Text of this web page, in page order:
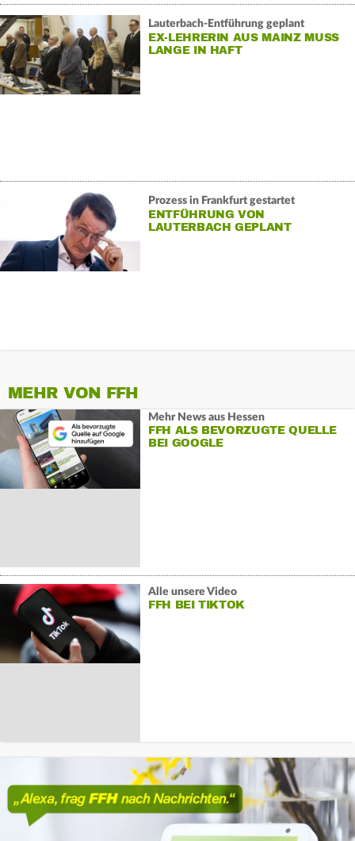
Lauterbach-Entführung geplant
EX-LEHRERIN AUS MAINZ MUSS
LANGE IN HAFT
Prozess in Frankfurt gestartet
ENTFÜHRUNG VON
LAUTERBACH GEPLANT
MEHR VON FFH
Mehr News aus Hessen
FFH ALS BEVORZUGTE QUELLE
BEI GOOGLE
Alle unsere Video
FFH BEI TIKTOK